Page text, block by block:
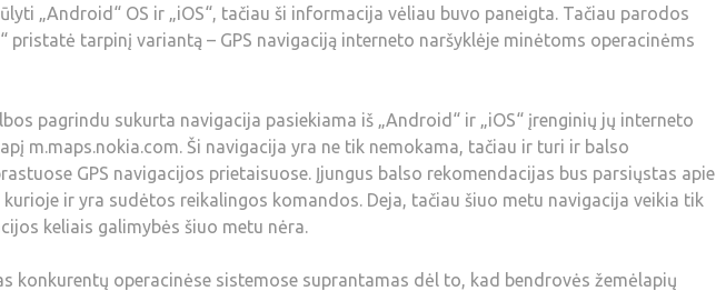
„Android“ OS ir „iOS“, tačiau ši informacija vėliau buvo paneigta. Tačiau parodos
pristatė tarpinį variantą – GPS navigaciją interneto naršyklėje minėtoms operacinėms
pagrindu sukurta navigacija pasiekiama iš „Android“ ir „iOS“ įrenginių jų interneto
m.maps.nokia.com. Ši navigacija yra ne tik nemokama, tačiau ir turi ir balso
GPS navigacijos prietaisuose. Įjungus balso rekomendacijas bus parsiųstas apie
ir yra sudėtos reikalingos komandos. Deja, tačiau šiuo metu navigacija veikia tik
keliais galimybės šiuo metu nėra.
konkurentų operacinėse sistemose suprantamas dėl to, kad bendrovės žemėlapių